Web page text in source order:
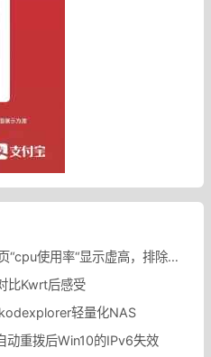
安装luci-app-minidlna后状态页“cpu使用率“显示虚高，排除过程记录。
比Kwrt后感受
轻量化NAS
动重拨后Win10的IPv6失效